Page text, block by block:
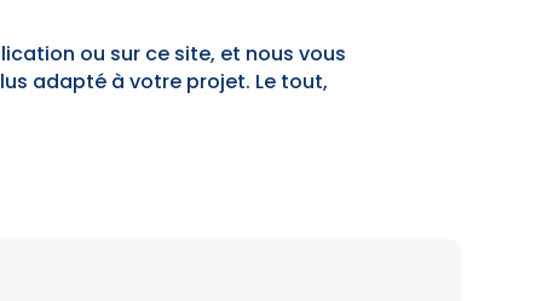
ou sur ce site, et nous vous
adapté à votre projet. Le tout,